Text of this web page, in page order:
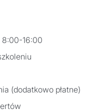
8:00-16:00
(dodatkowo płatne)